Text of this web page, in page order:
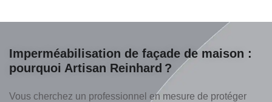
Imperméabilisation de façade de maison :
pourquoi Artisan Reinhard ?
Vous cherchez un professionnel en mesure de protéger